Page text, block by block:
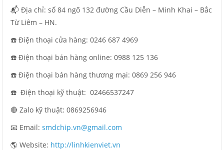
📬 Địa chỉ: số 84 ngõ 132 đường Cầu Diễn – Minh Khai – Bắc
Từ Liêm – HN.
☎️ Điện thoại cửa hàng: 0246 687 4969
☎️ Điện thoại bán hàng online: 0988 125 136
☎️ Điện thoại bán hàng thương mại: 0869 256 946
☎️ Điện thoại kỹ thuật: 02466537247
🔴 Zalo kỹ thuật: 0869256946
📧 Email: smdchip.vn@gmail.com
🌎 Website: http://linhkienviet.vn